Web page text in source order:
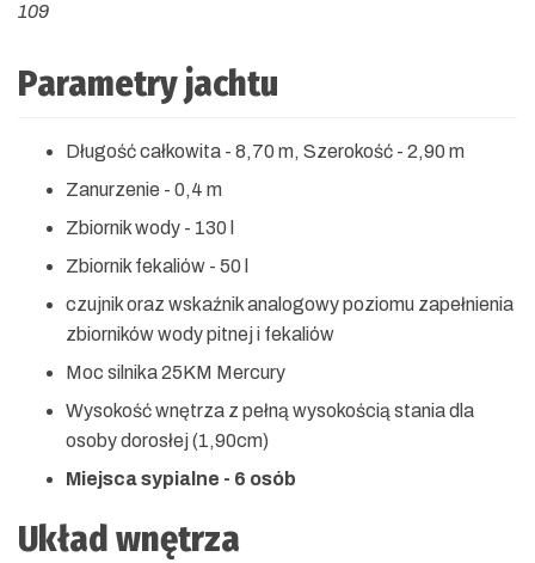
109
Parametry jachtu
Długość całkowita - 8,70 m, Szerokość - 2,90 m
Zanurzenie - 0,4 m
Zbiornik wody - 130 l
Zbiornik fekaliów - 50 l
czujnik oraz wskaźnik analogowy poziomu zapełnienia
zbiorników wody pitnej i fekaliów
Moc silnika 25KM Mercury
Wysokość wnętrza z pełną wysokością stania dla
osoby dorosłej (1,90cm)
Miejsca sypialne - 6 osób
Układ wnętrza